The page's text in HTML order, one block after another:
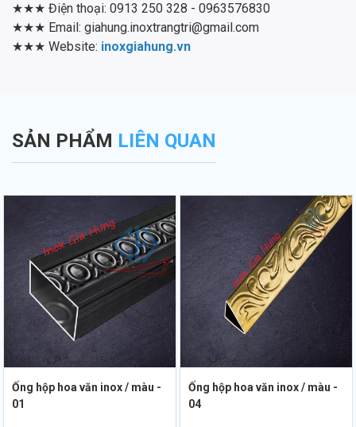
★★★ Điện thoại: 0913 250 328 - 0963576830
★★★ Email: giahung.inoxtrangtri@gmail.com
★★★ Website: inoxgiahung.vn
SẢN PHẨM LIÊN QUAN
Ống hộp hoa văn inox / màu -
01
Ống hộp hoa văn inox / màu -
04